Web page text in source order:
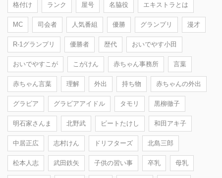
格付け ランク 屋号 名脇役 エキストラとは
MC 司会者 人気番組 優勝 グランプリ 漫才
R-1グランプリ 優勝者 歴代 おいでやす小田
おいでやすこが こがけん 赤ちゃん事務所 言葉
赤ちゃん言葉 理解 外出 持ち物 赤ちゃんの外出
グラビア グラビアアイドル タモリ 黒柳徹子
明石家さんま 北野武 ビートたけし 和田アキ子
中居正広 志村けん ドリフターズ 北島三郎
松本人志 武田鉄矢 子供の習い事 卒乳 母乳